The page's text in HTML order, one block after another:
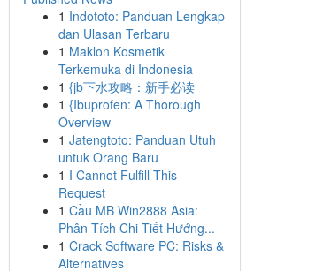
1 Indototo: Panduan Lengkap
dan Ulasan Terbaru
1 Maklon Kosmetik
Terkemuka di Indonesia
1 {jb下水攻略：新手必读
1 {Ibuprofen: A Thorough
Overview
1 Jatengtoto: Panduan Utuh
untuk Orang Baru
1 I Cannot Fulfill This
Request
1 Cầu MB Win2888 Asia:
Phân Tích Chi Tiết Hướng...
1 Crack Software PC: Risks &
Alternatives